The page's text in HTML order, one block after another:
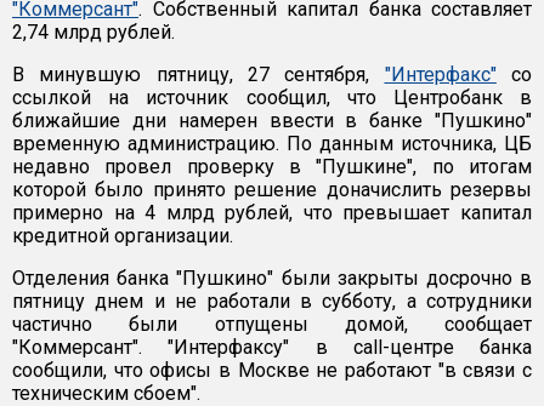
"Коммерсант". Собственный капитал банка составляет
2,74 млрд рублей.
В минувшую пятницу, 27 сентября, "Интерфакс"со
ссылкой на источник сообщил, что Центробанк в
ближайшие дни намерен ввести в банке "Пушкино"
временную администрацию. По данным источника, ЦБ
недавно провел проверку в "Пушкине", по итогам
которой было принято решение доначислить резервы
примерно на 4 млрд рублей, что превышает капитал
кредитной организации.
Отделения банка "Пушкино" были закрыты досрочно в
пятницу днем и не работали в субботу, а сотрудники
частично были отпущены домой, сообщает
"Коммерсант". "Интерфаксу" в call-центре банка
сообщили, что офисы в Москве не работают "в связи с
техническим сбоем".